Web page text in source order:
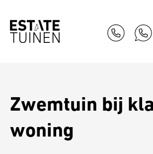
Tuinontwerp
Projecten
Zwemtuin bij
woning